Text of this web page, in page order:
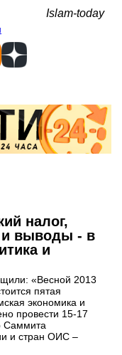
Islam-today
налог,
и выводы - в
и
«Весной 2013
пятая
экономика и
провести 15-17
Саммита
и стран ОИС –